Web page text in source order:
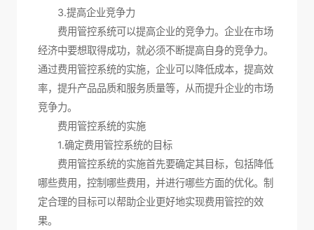
3.提高企业竞争力
费用管控系统可以提高企业的竞争力。企业在市场
经济中要想取得成功，就必须不断提高自身的竞争力。
通过费用管控系统的实施，企业可以降低成本，提高效
率，提升产品品质和服务质量等，从而提升企业的市场
竞争力。
费用管控系统的实施
1.确定费用管控系统的目标
费用管控系统的实施首先要确定其目标，包括降低
哪些费用，控制哪些费用，并进行哪些方面的优化。制
定合理的目标可以帮助企业更好地实现费用管控的效
果。